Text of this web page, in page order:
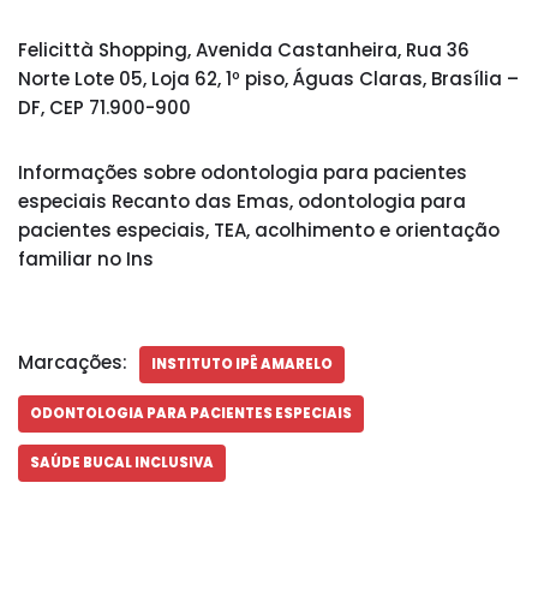
Felicittà Shopping, Avenida Castanheira, Rua 36
Norte Lote 05, Loja 62, 1º piso, Águas Claras, Brasília –
DF, CEP 71.900-900
Informações sobre odontologia para pacientes
especiais Recanto das Emas, odontologia para
pacientes especiais, TEA, acolhimento e orientação
familiar no Ins
Marcações: INSTITUTO IPÊ AMARELO
ODONTOLOGIA PARA PACIENTES ESPECIAIS
SAÚDE BUCAL INCLUSIVA